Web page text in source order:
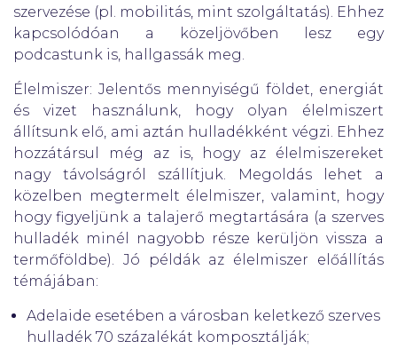
szervezése (pl. mobilitás, mint szolgáltatás). Ehhez
kapcsolódóan a közeljövőben lesz egy
podcastunk is, hallgassák meg.
Élelmiszer: Jelentős mennyiségű földet, energiát
és vizet használunk, hogy olyan élelmiszert
állítsunk elő, ami aztán hulladékként végzi. Ehhez
hozzátársul még az is, hogy az élelmiszereket
nagy távolságról szállítjuk. Megoldás lehet a
közelben megtermelt élelmiszer, valamint, hogy
hogy figyeljünk a talajerő megtartására (a szerves
hulladék minél nagyobb része kerüljön vissza a
termőföldbe). Jó példák az élelmiszer előállítás
témájában:
Adelaide esetében a városban keletkező szerves
hulladék 70 százalékát komposztálják;